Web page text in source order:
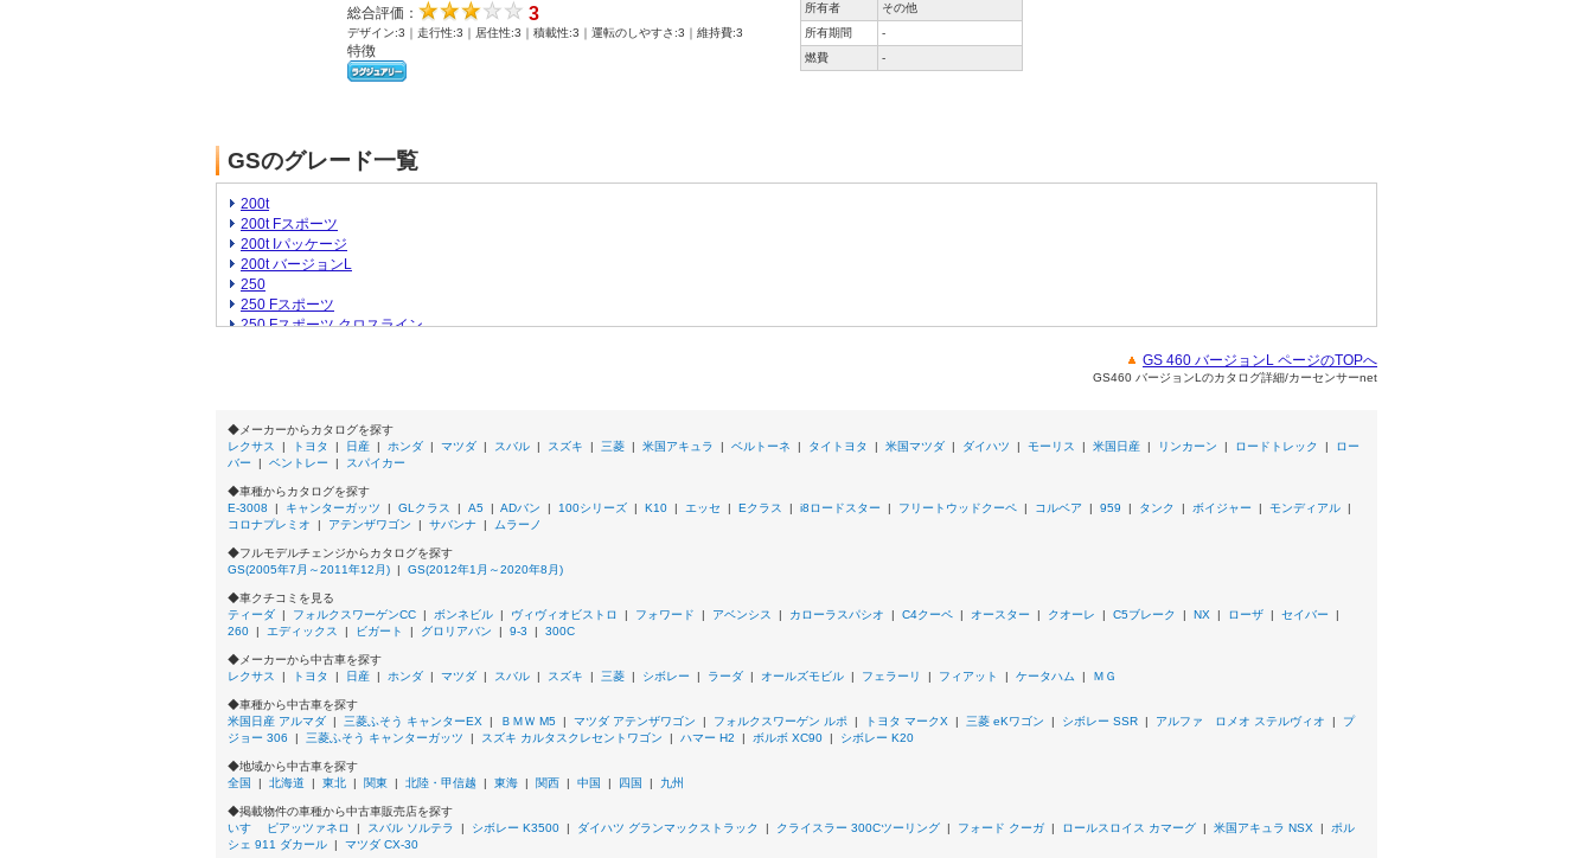
総合評価：
3
デザイン:3｜走行性:3｜居住性:3｜積載性:3｜運転のしやすさ:3｜維持費:3
特徴
所有者
その他
所有期間
-
燃費
-
GSのグレード一覧
200t
200t Fスポーツ
200t Iパッケージ
200t バージョンL
250
250 Fスポーツ
250 Fスポーツ クロスライン
300 Iパッケージ
300 エターナル ツーリング
300 バージョンL
300 ブラック シークエンス
350
350 4WD
350 Fスポーツ
350 Fスポーツ 4WD
350 Fスポーツ クロスライン 4WD
350 Iパッケージ
350 アートワークス
350 アートワークス 4WD
350 エターナル ツーリング
350 エターナル ツーリング 4WD
350 バージョンI
350 バージョンI 4WD
350 バージョンL
350 バージョンL 4WD
350 パッショネイトブラックインテリア
350 パッショネイトブラックインテリア 4WD
GS 460 バージョンL ページのTOPへ
GS460 バージョンLのカタログ詳細/カーセンサーnet
◆メーカーからカタログを探す
レクサス
| トヨタ | 日産 | ホンダ | マツダ | スバル | スズキ | 三菱 | 米国アキュラ | ベルトーネ | タイトヨタ | 米国マツダ | ダイハツ | モーリス | 米国日産 | リンカーン | ロードトレック | ロー
バー | ベントレー | スパイカー
◆車種からカタログを探す
E-3008 | キャンターガッツ | GLクラス | A5 | ADバン | 100シリーズ | K10 | エッセ | Eクラス | i8ロードスター | フリートウッドクーペ | コルベア | 959 | タンク | ボイジャー | モンディアル |
コロナプレミオ | アテンザワゴン | サバンナ | ムラーノ
◆フルモデルチェンジからカタログを探す
GS(2005年7月～2011年12月) | GS(2012年1月～2020年8月)
◆車クチコミを見る
ティーダ | フォルクスワーゲンCC | ボンネビル | ヴィヴィオビストロ | フォワード | アベンシス | カローラスパシオ | C4クーペ | オースター | クオーレ | C5ブレーク | NX | ローザ | セイバー |
260 | エディックス | ビガート | グロリアバン | 9-3 | 300C
◆メーカーから中古車を探す
レクサス
| トヨタ | 日産 | ホンダ | マツダ | スバル | スズキ | 三菱 | シボレー | ラーダ | オールズモビル | フェラーリ | フィアット | ケータハム | ＭＧ
◆車種から中古車を探す
米国日産 アルマダ | 三菱ふそう キャンターEX | ＢＭＷ M5 | マツダ アテンザワゴン | フォルクスワーゲン ルポ | トヨタ マークX | 三菱 eKワゴン | シボレー SSR | アルファ ロメオ ステルヴィオ | プ
ジョー 306 | 三菱ふそう キャンターガッツ | スズキ カルタスクレセントワゴン | ハマー H2 | ボルボ XC90 | シボレー K20
◆地域から中古車を探す
全国
| 北海道 | 東北 | 関東 | 北陸・甲信越 | 東海 | 関西 | 中国 | 四国 | 九州
◆掲載物件の車種から中古車販売店を探す
いすゞ ピアッツァネロ | スバル ソルテラ | シボレー K3500 | ダイハツ グランマックストラック | クライスラー 300Cツーリング | フォード クーガ | ロールスロイス カマーグ | 米国アキュラ NSX | ポル
シェ 911 ダカール | マツダ CX-30